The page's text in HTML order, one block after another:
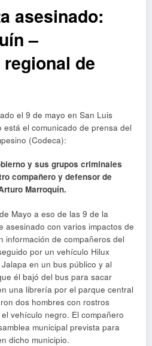
asesinado:
–
de
el 9 de mayo en San Luis
el comunicado de prensa del
(Codeca):
y sus grupos criminales
compañero y defensor de
Marroquín.
Mayo a eso de las 9 de la
asesinado con varios impactos de
información de compañeros del
por un vehículo Hilux
en un bus público y al
él bajó del bus para sacar
una librería por el parque central
dos hombres con rostros
vehículo negro. El compañero
municipal prevista para
dicho municipio.